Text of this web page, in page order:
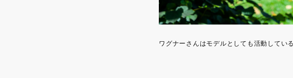
ワグナーさんはモデルとしても活動してい